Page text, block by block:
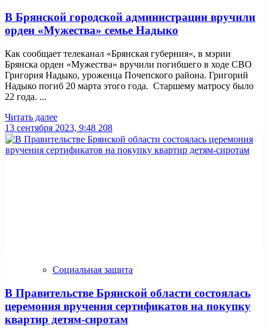
В Брянской городской администрации вручили
орден «Мужества» семье Надыко
Как сообщает телеканал «Брянская губерния«, в мэрии
Брянска орден «Мужества» вручили погибшего в ходе СВО
Григория Надыко, уроженца Почепского района. Григорий
Надыко погиб 20 марта этого года. Старшему матросу было
22 года. ...
Читать далее
13 сентября 2023, 9:48 208
Социальная защита
В Правительстве Брянской области состоялась
церемония вручения сертификатов на покупку
квартир детям-сиротам